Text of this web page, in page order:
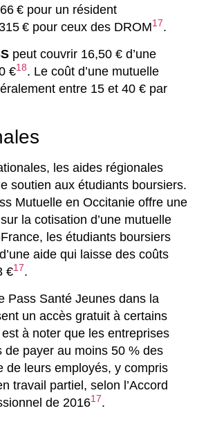
€ pour un résident
€ pour ceux des DROM17.
peut couvrir 16,50 € d’une
€18. Le coût d’une mutuelle
entre 15 et 40 € par
les aides régionales
soutien aux étudiants boursiers.
Mutuelle en Occitanie offre une
la cotisation d’une mutuelle
les étudiants boursiers
aide qui laisse des coûts
€17.
Pass Santé Jeunes dans la
un accès gratuit à certains
est à noter que les entreprises
de payer au moins 50 % des
de leurs employés, y compris
travail partiel, selon l’Accord
de 201617.